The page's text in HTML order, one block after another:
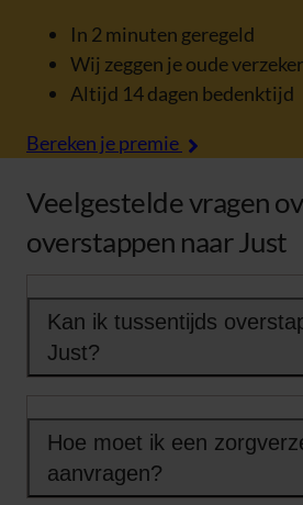
In 2 minuten geregeld
Wij zeggen je oude
Altijd 14 dagen bedenktijd
Bereken je premie
Veelgestelde vragen
overstappen naar Just
Kan ik tussentijds
Just?
Hoe moet ik een
aanvragen?